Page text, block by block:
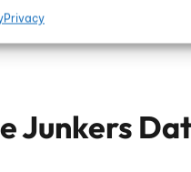
Privacy
Junkers